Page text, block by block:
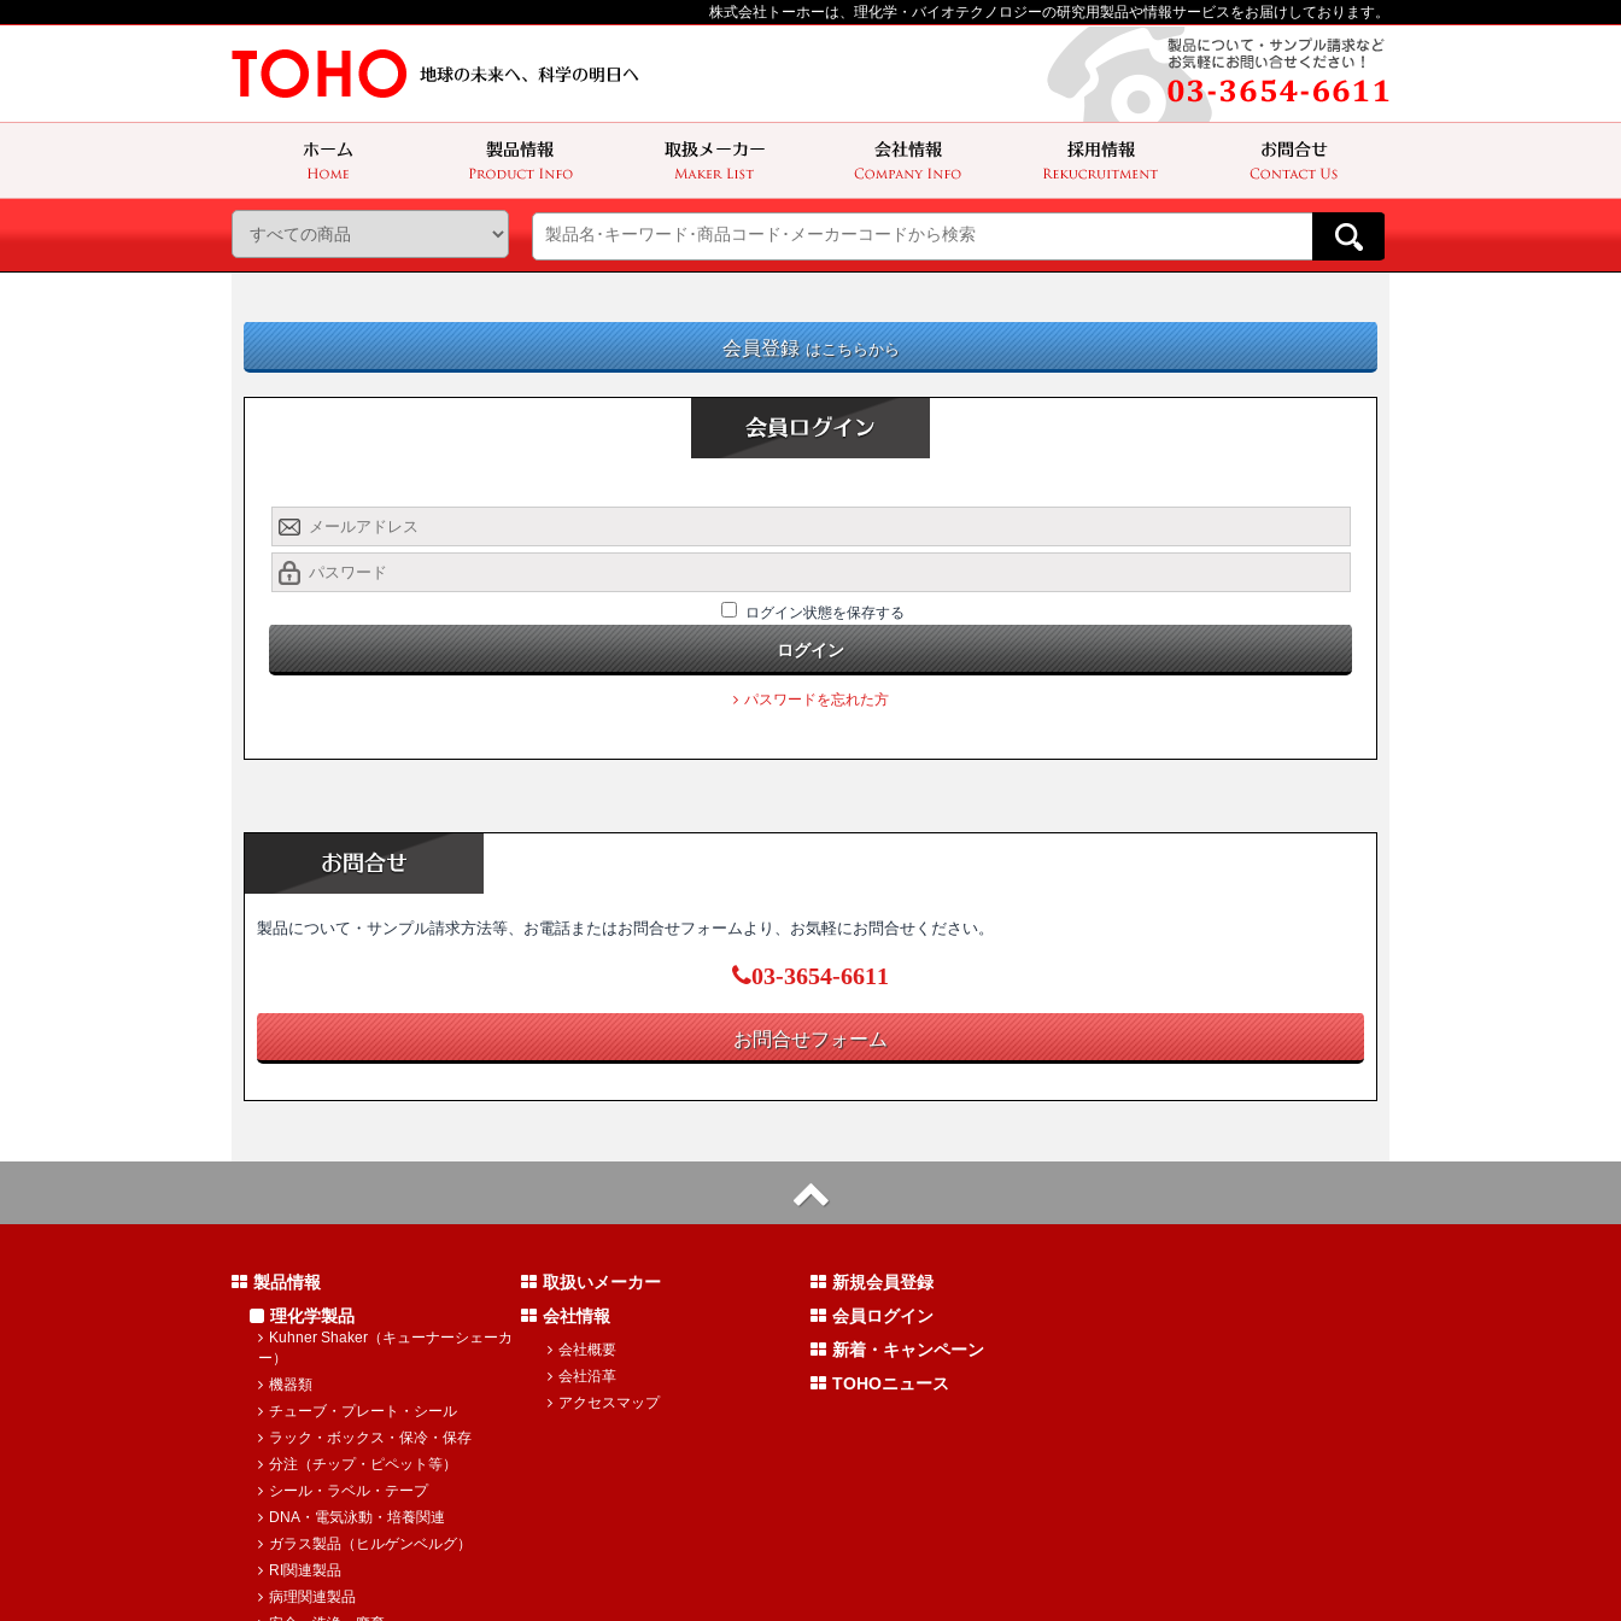
株式会社トーホーは、理化学・バイオテクノロジーの研究用製品や情報サービスをお届けしております。
会員登録 はこちらから
ログイン状態を保存する
ログイン
パスワードを忘れた方
製品について・サンプル請求方法等、お電話またはお問合せフォームより、お気軽にお問合せください。
03-3654-6611
お問合せフォーム
製品情報
理化学製品
Kuhner Shaker（キューナーシェーカ
ー）
機器類
チューブ・プレート・シール
ラック・ボックス・保冷・保存
分注（チップ・ピペット等）
シール・ラベル・テープ
DNA・電気泳動・培養関連
ガラス製品（ヒルゲンベルグ）
RI関連製品
病理関連製品
取扱いメーカー
会社情報
会社概要
会社沿革
アクセスマップ
新規会員登録
会員ログイン
新着・キャンペーン
TOHOニュース